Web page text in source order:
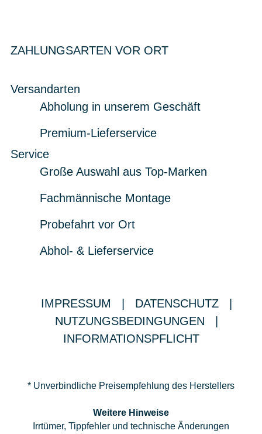
ZAHLUNGSARTEN VOR ORT
Versandarten
Abholung in unserem Geschäft
Premium-Lieferservice
Service
Große Auswahl aus Top-Marken
Fachmännische Montage
Probefahrt vor Ort
Abhol- & Lieferservice
IMPRESSUM DATENSCHUTZ
NUTZUNGSBEDINGUNGEN
INFORMATIONSPFLICHT
* Unverbindliche Preisempfehlung des Herstellers
Weitere Hinweise
Irrtümer, Tippfehler und technische Änderungen